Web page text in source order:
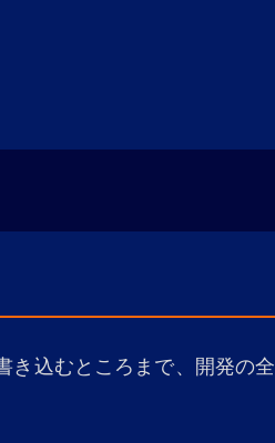
き込むところまで、開発の全